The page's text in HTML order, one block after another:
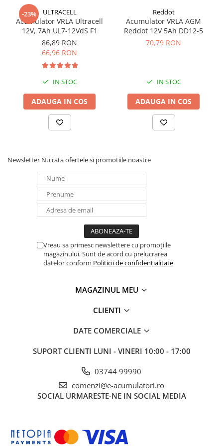
Panouri portabile
Racire/Incalzire
Statii energie portabile
Intrerupatoare si prize
Dulapuri pentru cablare
structurata
Laptop & PC accesorii, baterii,
cabluri USB, prelungitoare USB
Cablu de date si Adaptoare
Solutii solare portabile
Lichidare de stoc
Acumulatori
Sisteme de prindere
-23% ULTRACELL
Acumulator VRLA Ultracell
12V, 7Ah UL7-12VdS F1
86,89 RON
66,96 RON
IN STOC
ADAUGA IN COS
Reddot
Acumulator VRLA AGM
Reddot 12V 5Ah DD12-5
70,79 RON
IN STOC
ADAUGA IN COS
Newsletter Nu rata ofertele si promotiile noastre
Vreau sa primesc newslettere cu promoțiile
magazinului. Sunt de acord cu prelucrarea
datelor conform Politicii de confidențialitate
MAGAZINUL MEU
CLIENTI
DATE COMERCIALE
SUPORT CLIENTI LUNI - VINERI 10:00 - 17:00
03744 99990
comenzi@e-acumulatori.ro
SOCIAL URMARESTE-NE IN SOCIAL MEDIA